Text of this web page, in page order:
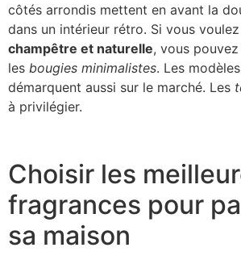
côtés arrondis mettent en avant la
dans un intérieur rétro. Si vous
champêtre et naturelle, vous
les bougies minimalistes. Les
démarquent aussi sur le marché. Les
à privilégier.
Choisir les
fragrances pour
sa maison